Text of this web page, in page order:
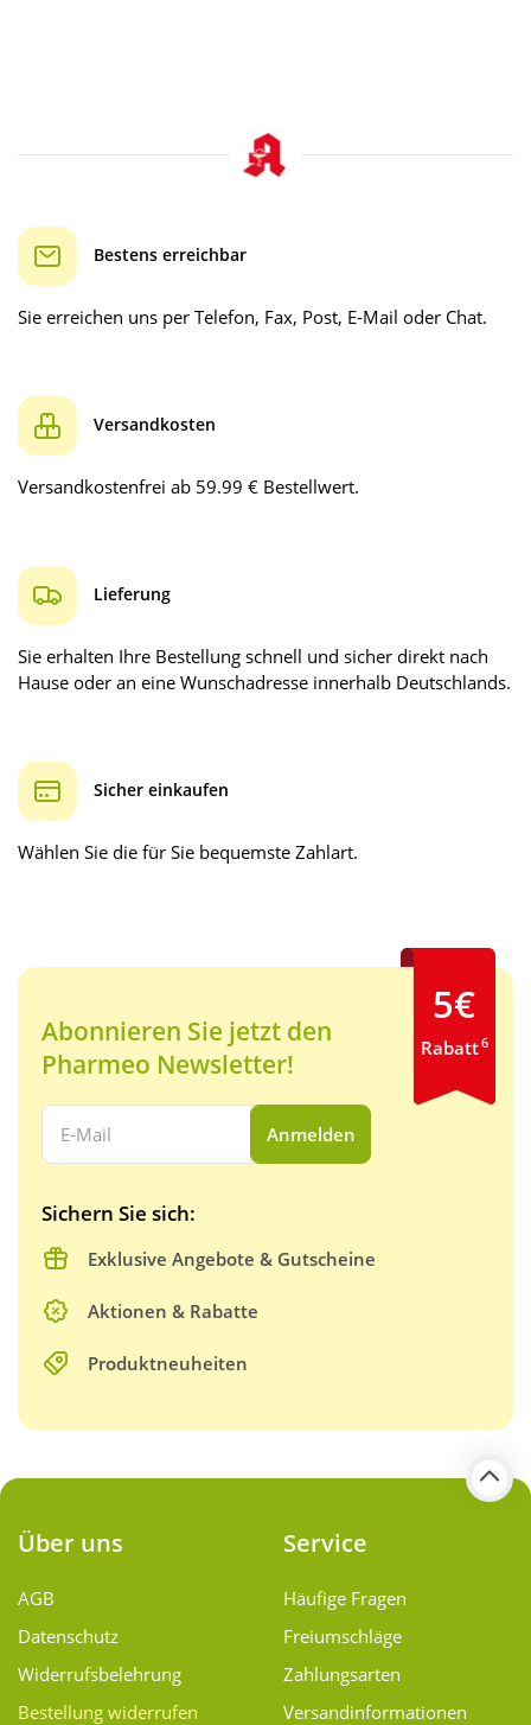
Bestens erreichbar
Sie erreichen uns per Telefon, Fax, Post, E-Mail oder Chat.
Versandkosten
Versandkostenfrei ab 59.99 € Bestellwert.
Lieferung
Sie erhalten Ihre Bestellung schnell und sicher direkt nach
Hause oder an eine Wunschadresse innerhalb Deutschlands.
Sicher einkaufen
Wählen Sie die für Sie bequemste Zahlart.
Abonnieren Sie jetzt den
Pharmeo Newsletter!
Ihre E-Mail Adresse:
Anmelden
Sichern Sie sich:
Exklusive Angebote & Gutscheine
Aktionen & Rabatte
Produktneuheiten
5€
Rabatt6
Über uns
AGB
Datenschutz
Widerrufsbelehrung
Bestellung widerrufen
Service
Häufige Fragen
Freiumschläge
Zahlungsarten
Versand­informationen